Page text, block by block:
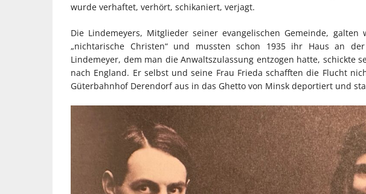
wurde verhaftet, verhört, schikaniert, verjagt.
Die Lindemeyers, Mitglieder seiner evangelischen Gemeinde,
„nichtarische Christen“ und mussten schon 1935 ihr Haus an
Lindemeyer, dem man die Anwaltszulassung entzogen hatte, schickte
nach England. Er selbst und seine Frau Frieda schafften die Flucht
Güterbahnhof Derendorf aus in das Ghetto von Minsk deportiert und